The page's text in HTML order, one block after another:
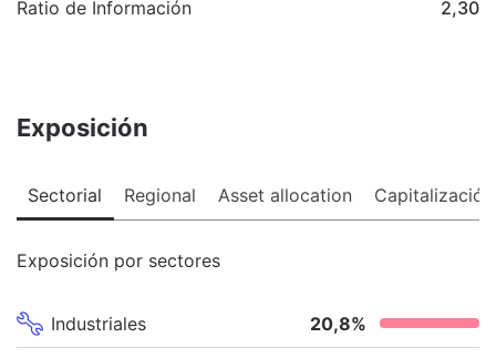
Ratio de Información 2,30
Exposición
Sectorial Regional Asset allocation Capitalización
Exposición por sectores
Industriales 20,8%